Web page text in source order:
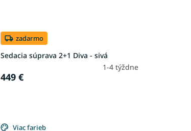
zadarmo
Sedacia súprava 2+1 Diva - sivá
1-4 týždne
449 €
Viac farieb